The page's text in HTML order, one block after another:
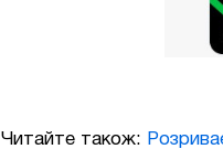
Читайте також: